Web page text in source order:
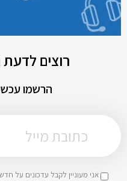
רוצים לדעת
הרשמו
אני מעוניין לקבל עדכונים על